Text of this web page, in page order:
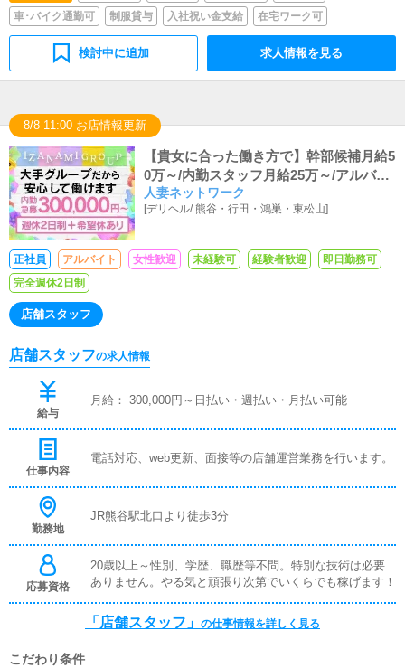
車･バイク通勤可
制服貸与 入社祝い金支給 在宅ワーク可
検討中に追加 求人情報を見る
8/8 11:00 お店情報更新
【貴女に合った働き方で】幹部候補月給5
0万～/内勤スタッフ月給25万～/アルバイ
ト時給1,100円～
人妻ネットワーク
[デリヘル/熊谷・行田・鴻巣・東松山]
正社員 アルバイト 女性歓迎 未経験可 経験者歓迎
即日勤務可
完全週休2日制
店舗スタッフ
店舗スタッフの求人情報
給与
月給： 300,000円～日払い・週払い・月払い可能
仕事内容
電話対応、web更新、面接等の店舗運営業務を行います。
勤務地
JR熊谷駅北口より徒歩3分
応募資格
20歳以上～性別、学歴、職歴等不問。特別な技術は必要
ありません。やる気と頑張り次第でいくらでも稼げます！
「店舗スタッフ」 の仕事情報を詳しく見る
こだわり条件